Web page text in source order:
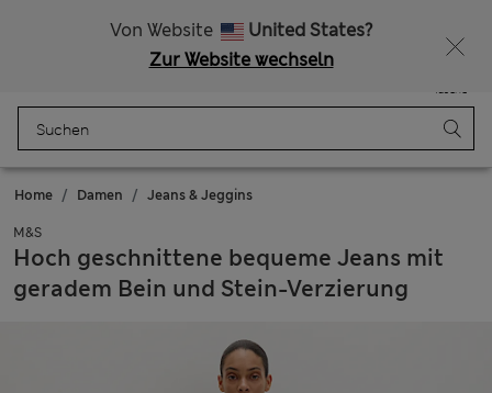
Von Website
United States?
Zur Website wechseln
Tasche
Home Damen Jeans & Jeggins
M&S
Hoch geschnittene bequeme Jeans mit
geradem Bein und Stein-Verzierung